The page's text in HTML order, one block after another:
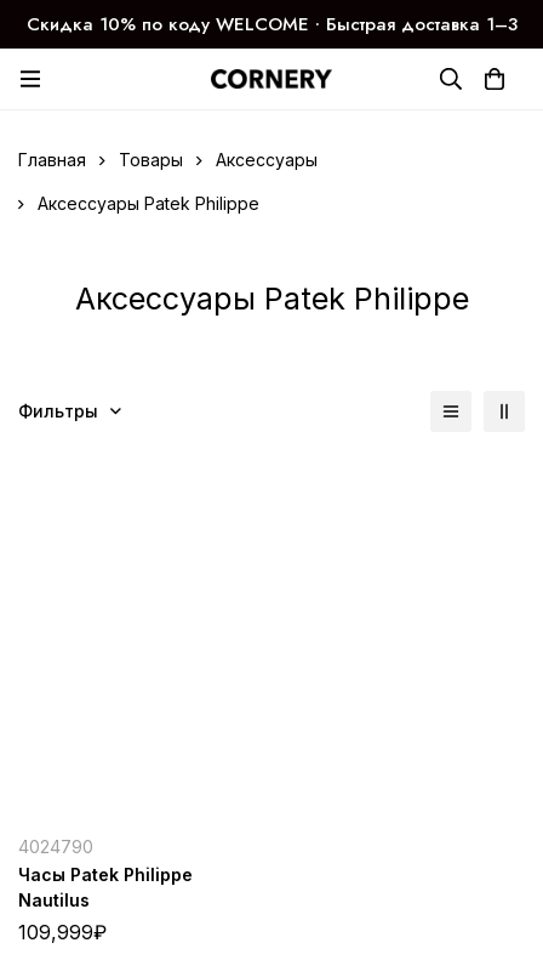
Скидка 10% по коду WELCOME ∙ Быстрая доставка 1–3
дня
Главная Товары Аксессуары
Аксессуары Patek Philippe
Аксессуары Patek Philippe
Фильтры
4024790
Часы Patek Philippe
Nautilus
109,999₽